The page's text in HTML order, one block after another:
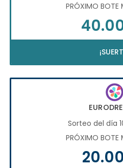
PRÓXIMO BOTE
Sorteo del día
PRÓXIMO BOTE